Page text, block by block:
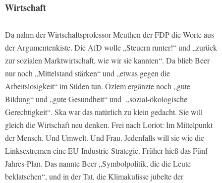
Wirtschaft
Da nahm der Wirtschaftsprofessor Meuthen der FDP die Worte aus
der Argumentenkiste. Die AfD wolle „Steuern runter!“ und „zurück
zur sozialen Marktwirtschaft, wie wir sie kannten“. Da blieb Beer
nur noch „Mittelstand stärken“ und „etwas gegen die
Arbeitslosigkeit“ im Süden tun. Özlem ergänzte noch „gute
Bildung“ und „gute Gesundheit“ und „sozial-ökologische
Gerechtigkeit“. Ska war das natürlich zu klein gedacht. Sie will
gleich die Wirtschaft neu denken. Frei nach Loriot: Im Mittelpunkt
der Mensch. Und Umwelt. Und Frau. Jedenfalls will sie wie die
Linksextremen eine EU-Industrie-Strategie. Früher hieß das Fünf-
Jahres-Plan. Das nannte Beer „Symbolpolitik, die die Leute
beklatschen“, und in der Tat, die Klimakulisse jubelte der